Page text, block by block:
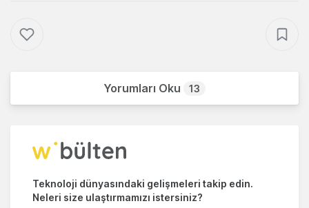
Yorumları Oku 13
Teknoloji dünyasındaki gelişmeleri takip edin.
Neleri size ulaştırmamızı istersiniz?